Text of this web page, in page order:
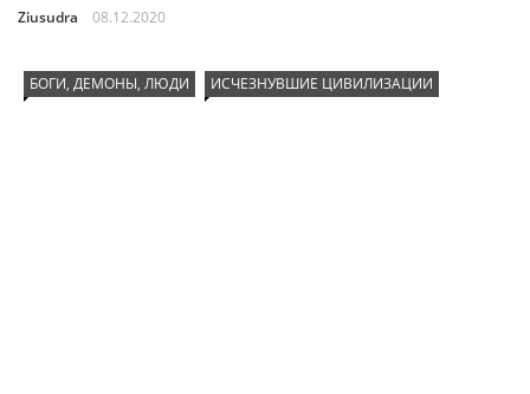
Ziusudra 08.12.2020
БОГИ, ДЕМОНЫ, ЛЮДИ ИСЧЕЗНУВШИЕ ЦИВИЛИЗАЦИИ